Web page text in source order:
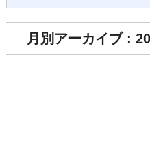
月別アーカイブ :